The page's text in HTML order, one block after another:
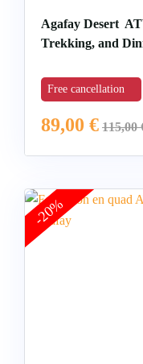
Agafay Desert
Trekking, and
Free cancellation
89,00 € 115,00
-20%